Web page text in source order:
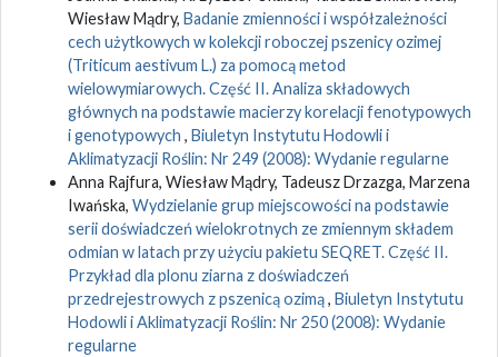
Wiesław Mądry, Badanie zmienności i współzależności
cech użytkowych w kolekcji roboczej pszenicy ozimej
(Triticum aestivum L.) za pomocą metod
wielowymiarowych. Część II. Analiza składowych
głównych na podstawie macierzy korelacji fenotypowych
i genotypowych , Biuletyn Instytutu Hodowli i
Aklimatyzacji Roślin: Nr 249 (2008): Wydanie regularne
Anna Rajfura, Wiesław Mądry, Tadeusz Drzazga, Marzena
Iwańska, Wydzielanie grup miejscowości na podstawie
serii doświadczeń wielokrotnych ze zmiennym składem
odmian w latach przy użyciu pakietu SEQRET. Część II.
Przykład dla plonu ziarna z doświadczeń
przedrejestrowych z pszenicą ozimą, Biuletyn Instytutu
Hodowli i Aklimatyzacji Roślin: Nr 250 (2008): Wydanie
regularne